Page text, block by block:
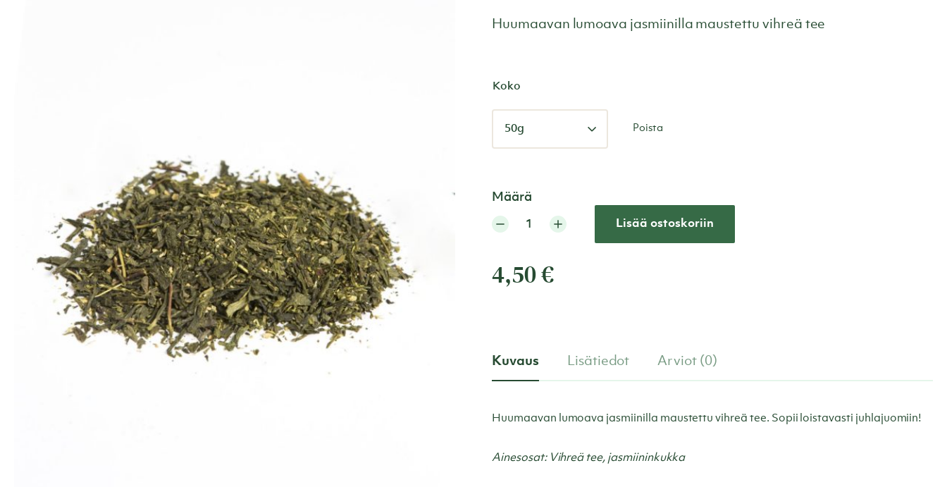
Huumaavan lumoava jasmiinilla maustettu vihreä tee
Koko
Poista
Määrä
Lisää ostoskoriin
4,50€
Kuvaus Lisätiedot Arviot (0)
Huumaavan lumoava jasmiinilla maustettu vihreä tee. Sopii loistavasti juhlajuomiin!
Ainesosat: Vihreä tee, jasmiininkukka